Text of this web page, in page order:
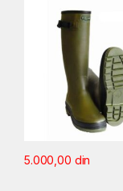
5.000,00 din